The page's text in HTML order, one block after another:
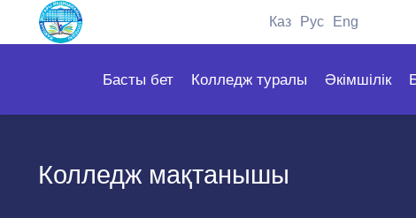
Каз Рус Eng
Басты бет Колледж туралы Әкімшілік
Колледж мақтанышы